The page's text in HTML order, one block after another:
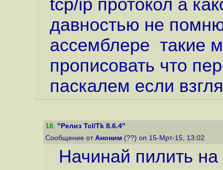
tcp/ip протокол а
давностью не
ассемблере такие
прописовать что
паскалем если
18. "Релиз Tcl/Tk 8.6.4"
Сообщение от Аноним (??) on 15-Мрт-15, 13:02
Начинай пилить